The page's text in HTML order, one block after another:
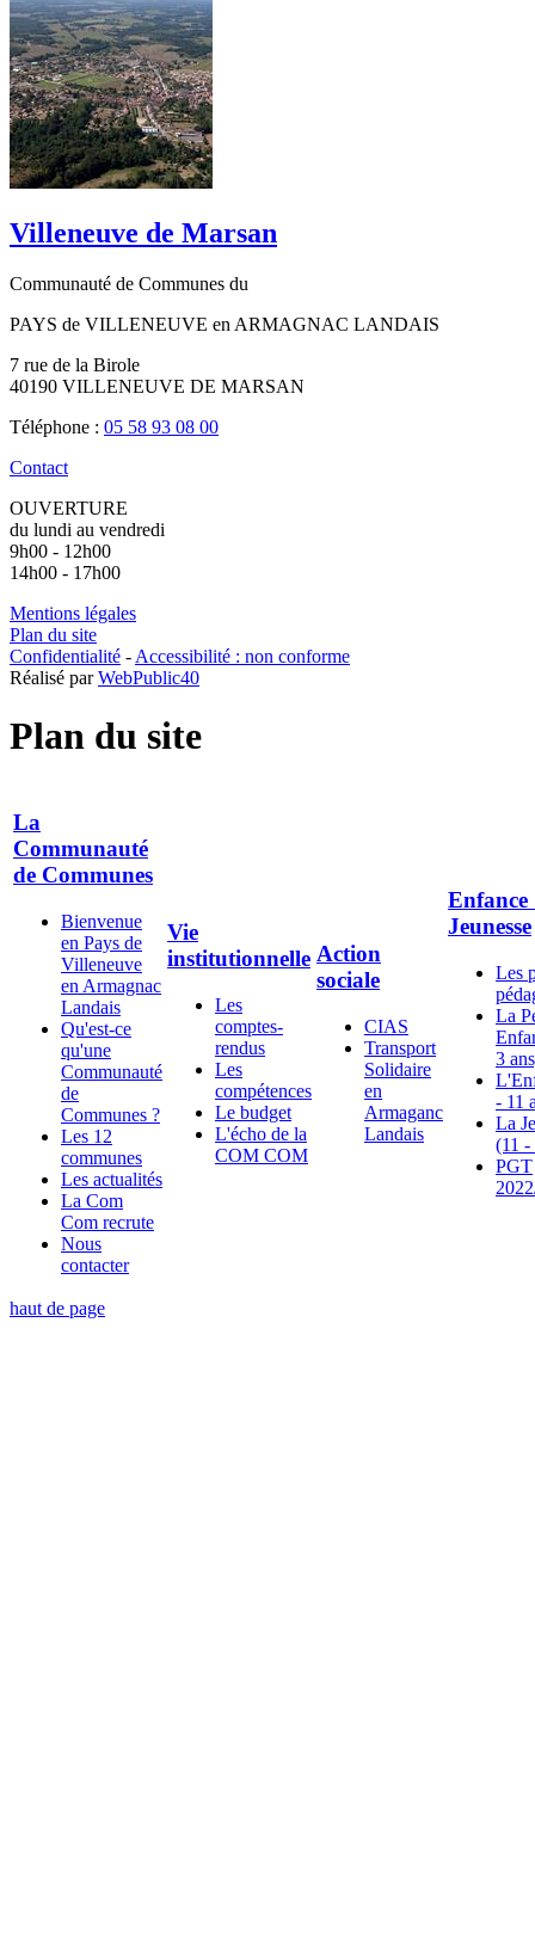
Villeneuve de Marsan
Communauté de Communes du
PAYS de VILLENEUVE en ARMAGNAC LANDAIS
7 rue de la Birole
40190 VILLENEUVE DE MARSAN
Téléphone : 05 58 93 08 00
Contact
OUVERTURE
du lundi au vendredi
9h00 - 12h00
14h00 - 17h00
Mentions légales
Plan du site
Confidentialité - Accessibilité : non conforme
Réalisé parWebPublic40
Plan du site
La
Communauté
de Communes
Bienvenue
en Pays de
Villeneuve
en Armagnac
Landais
Qu'est-ce
qu'une
Communauté
de
Communes ?
Les 12
communes
Les actualités
La Com
Com recrute
Nous
contacter
Vie
institutionnelle
Les
comptes-
rendus
Les
compétences
Le budget
L'écho de la
COM COM
Action
sociale
CIAS
Transport
Solidaire
en
Armaganc
Landais
Jeunesse
Les
La
3
- 11
La
(11 -
PGT
haut de page